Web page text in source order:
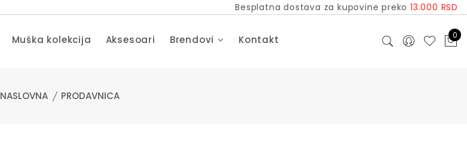
Besplatna dostava za kupovine preko 13.000 RSD
Muška kolekcija Aksesoari Brendovi Kontakt 0
NASLOVNA PRODAVNICA